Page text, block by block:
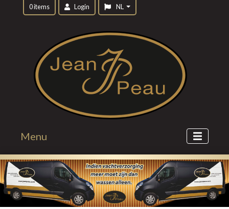
0 items Login NL
Menu